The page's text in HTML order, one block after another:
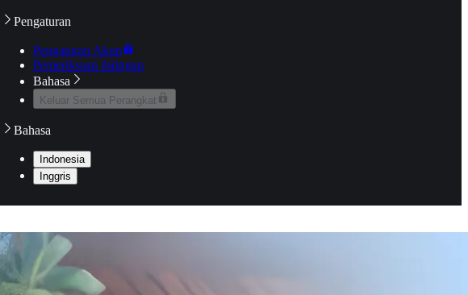
Pengaturan
Pengaturan Akun
Pemeriksaan Jaringan
Bahasa
Keluar Semua Perangkat
Bahasa
Indonesia
Inggris